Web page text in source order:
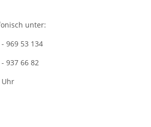
unter:
969 53 134
937 66 82
Uhr